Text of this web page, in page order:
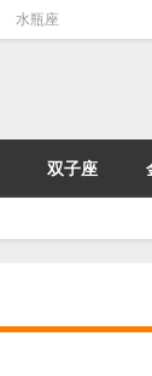
水瓶座
双子座